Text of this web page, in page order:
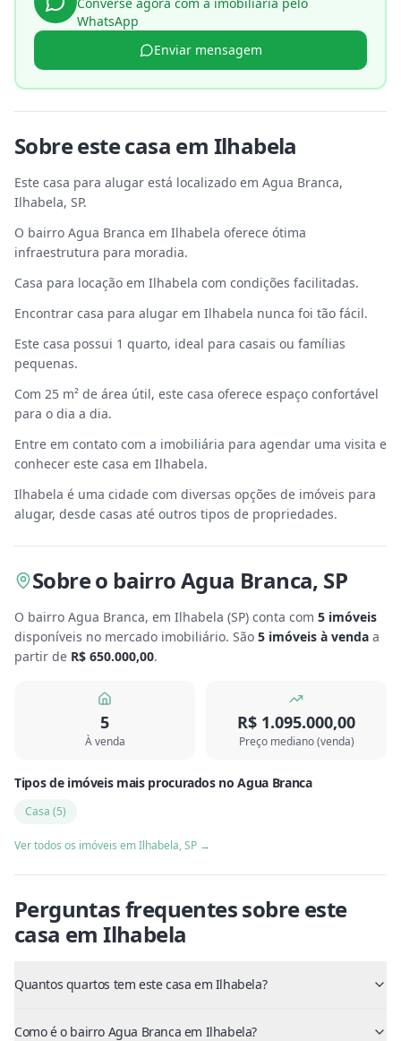
WhatsApp
Enviar mensagem
Sobre estecasa em Ilhabela
Este casa para alugar está localizado em Agua Branca,
Ilhabela, SP.
O bairro Agua Branca em Ilhabela oferece ótima
infraestrutura para moradia.
Casa para locação em Ilhabela com condições facilitadas.
Encontrar casa para alugar em Ilhabela nunca foi tão fácil.
Este casa possui 1 quarto, ideal para casais ou famílias
pequenas.
Com 25 m² de área útil, este casa oferece espaço confortável
para o dia a dia.
Entre em contato com a imobiliária para agendar uma visita e
conhecer este casa em Ilhabela.
Ilhabela é uma cidade com diversas opções de imóveis para
alugar, desde casas até outros tipos de propriedades.
Sobreo bairro Agua Branca, SP
O bairro Agua Branca, em Ilhabela (SP) conta com 5 imóveis
disponíveis no mercado imobiliário. São 5 imóveis à venda a
partir de R$ 650.000,00.
5
À venda
R$ 1.095.000,00
Preço mediano (venda)
Tipos de imóveis mais procurados no Agua Branca
Casa (5)
Ver todos os imóveis emIlhabela,SP →
Perguntas frequentes sobre este
casa emIlhabela
Quantos quartos tem este casa em Ilhabela?
Como é o bairro Agua Branca em Ilhabela?